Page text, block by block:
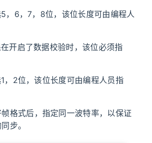
，6，7，8位，该位长度可由编程人
开启了数据校验时，该位必须指
，2位，该位长度可由编程人员指
格式后，指定同一波特率，以保证
步。